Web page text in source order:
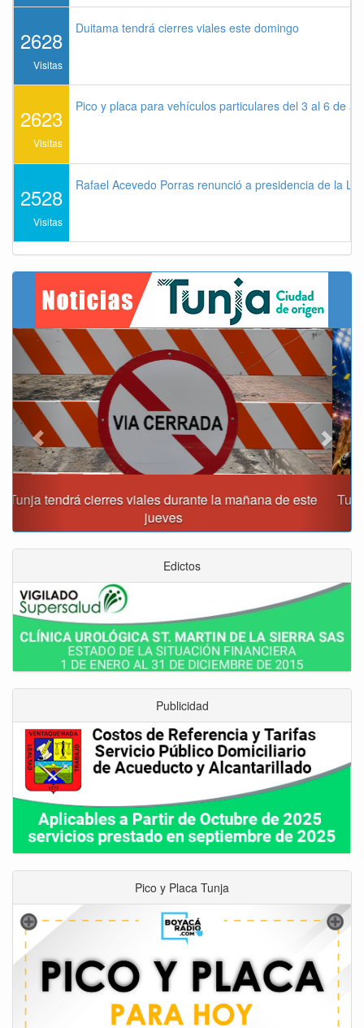
2628
Visitas
Duitama tendrá cierres viales este domingo
2623
Visitas
Pico y placa para vehículos particulares del 3 al 6 de
2528
Visitas
Rafael Acevedo Porras renunció a presidencia de la
Tunja recibirá la Gran Copa de Fútbol Sala Prejuvenil los
días 22 y 29 de agosto
Previous Next
Edictos
Publicidad
Pico y Placa Tunja